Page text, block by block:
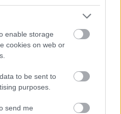
enable storage
cookies on web or
to be sent to
purposes.
send me
που παίζει στο
«εγκέφαλος» που εμπιστεύτηκε
αναβάθμιση - Γιατί